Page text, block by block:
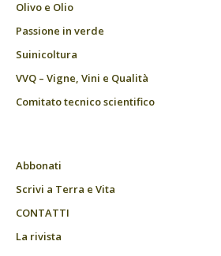
Olivo e Olio
Passione in verde
Suinicoltura
VVQ – Vigne, Vini e Qualità
Comitato tecnico scientifico
Abbonati
Scrivi a Terra e Vita
CONTATTI
La rivista